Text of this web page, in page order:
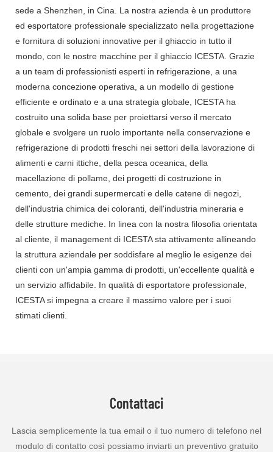
sede a Shenzhen, in Cina. La nostra azienda è un produttore
ed esportatore professionale specializzato nella progettazione
e fornitura di soluzioni innovative per il ghiaccio in tutto il
mondo, con le nostre macchine per il ghiaccio ICESTA. Grazie
a un team di professionisti esperti in refrigerazione, a una
moderna concezione operativa, a un modello di gestione
efficiente e ordinato e a una strategia globale, ICESTA ha
costruito una solida base per proiettarsi verso il mercato
globale e svolgere un ruolo importante nella conservazione e
refrigerazione di prodotti freschi nei settori della lavorazione di
alimenti e carni ittiche, della pesca oceanica, della
macellazione di pollame, dei progetti di costruzione in
cemento, dei grandi supermercati e delle catene di negozi,
dell'industria chimica dei coloranti, dell'industria mineraria e
delle strutture mediche. In linea con la nostra filosofia orientata
al cliente, il management di ICESTA sta attivamente allineando
la struttura aziendale per soddisfare al meglio le esigenze dei
clienti con un'ampia gamma di prodotti, un'eccellente qualità e
un servizio affidabile. In qualità di esportatore professionale,
ICESTA si impegna a creare il massimo valore per i suoi
stimati clienti.
Contattaci
Lascia semplicemente la tua email o il tuo numero di telefono nel
modulo di contatto così possiamo inviarti un preventivo gratuito